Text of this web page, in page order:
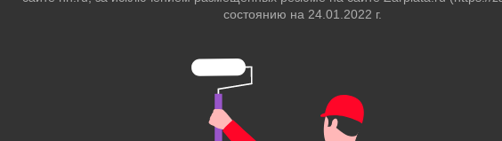
состоянию на 24.01.2022 г.